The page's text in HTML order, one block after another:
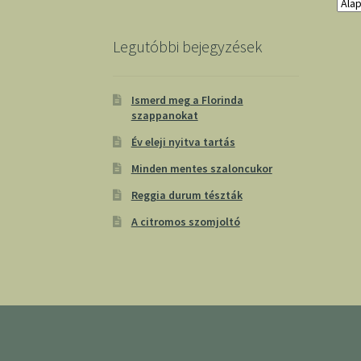
Legutóbbi bejegyzések
Ismerd meg a Florinda
szappanokat
Év eleji nyitva tartás
Minden mentes szaloncukor
Reggia durum tészták
A citromos szomjoltó